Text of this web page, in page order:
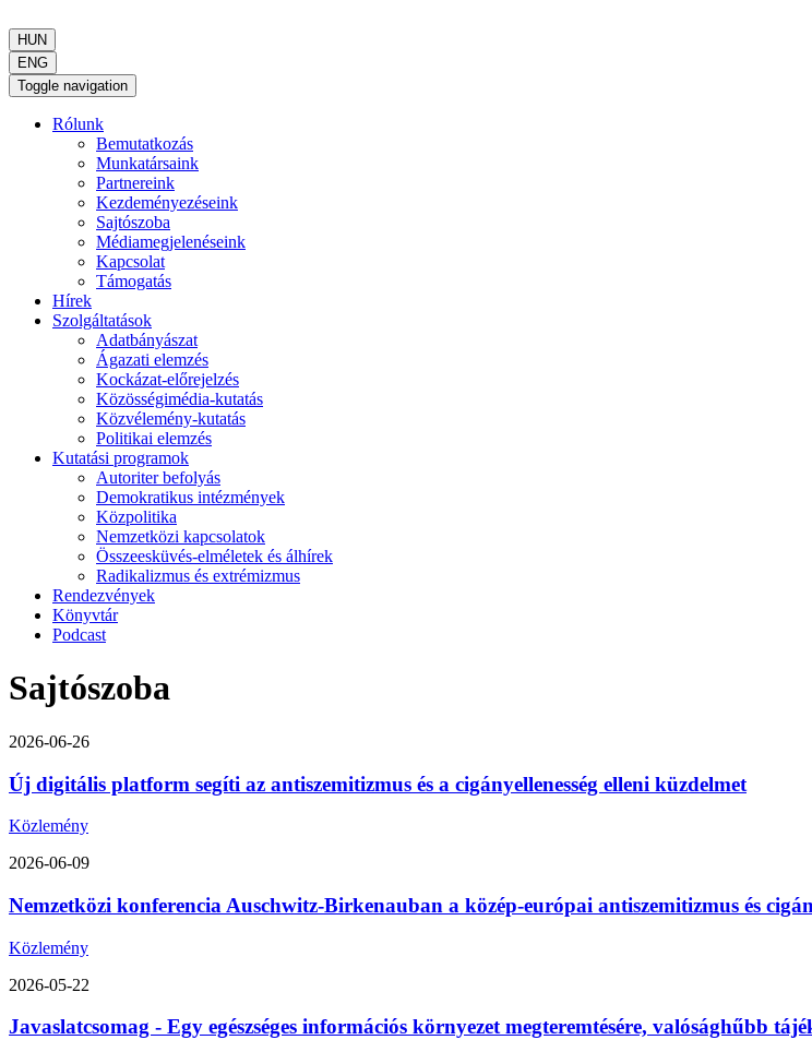
HUN
ENG
Toggle navigation
Rólunk
Bemutatkozás
Munkatársaink
Partnereink
Kezdeményezéseink
Sajtószoba
Médiamegjelenéseink
Kapcsolat
Támogatás
Hírek
Szolgáltatások
Adatbányászat
Ágazati elemzés
Kockázat-előrejelzés
Közösségimédia-kutatás
Közvélemény-kutatás
Politikai elemzés
Kutatási programok
Autoriter befolyás
Demokratikus intézmények
Közpolitika
Nemzetközi kapcsolatok
Összeesküvés-elméletek és álhírek
Radikalizmus és extrémizmus
Rendezvények
Könyvtár
Podcast
Sajtószoba
2026-06-26
Új digitális platform segíti az antiszemitizmus és a cigányellenesség elleni küzdelmet
Közlemény
2026-06-09
Nemzetközi konferencia Auschwitz-Birkenauban a közép-európai antiszemitizmus és
Közlemény
2026-05-22
Javaslatcsomag - Egy egészséges információs környezet megteremtésére, valósághűbb